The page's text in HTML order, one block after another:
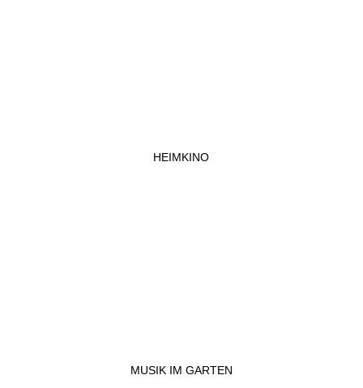
HEIMKINO
MUSIK IM GARTEN